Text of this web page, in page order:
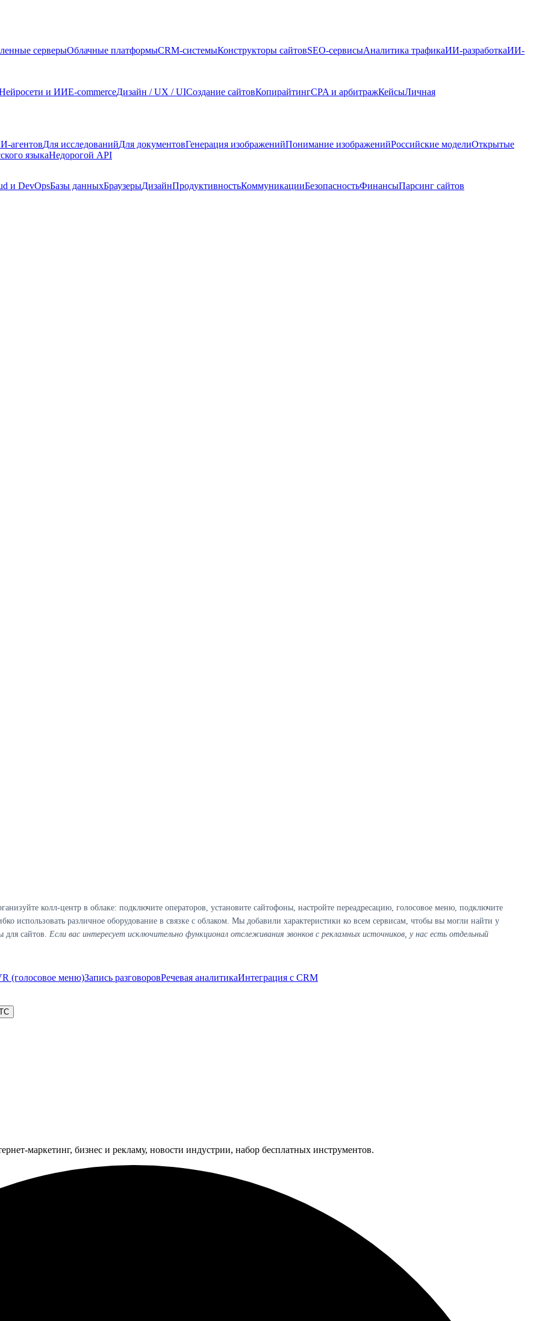
серверыОблачные платформыCRM-системыКонструкторы сайтовSEO-сервисыАналитика трафикаИИ-разработкаИИ-
и ИИE-commerceДизайн / UX / UIСоздание сайтовКопирайтингCPA и арбитражКейсыЛичная
агентовДля исследованийДля документовГенерация изображенийПонимание изображенийРоссийские моделиОткрытые
языкаНедорогой API
и DevOpsБазы данныхБраузерыДизайнПродуктивностьКоммуникацииБезопасностьФинансыПарсинг сайтов
колл-центр в облаке: подключите операторов, установите сайтофоны, настройте переадресацию, голосовое меню, подключите
использовать различное оборудование в связке с облаком. Мы добавили характеристики ко всем сервисам, чтобы вы могли найти у
для сайтов. Если вас интересует исключительно функционал отслеживания звонков с рекламных источников, у нас есть отдельный
(голосовое меню)Запись разговоровРечевая аналитикаИнтеграция с CRM
маркетинг, бизнес и рекламу, новости индустрии, набор бесплатных инструментов.